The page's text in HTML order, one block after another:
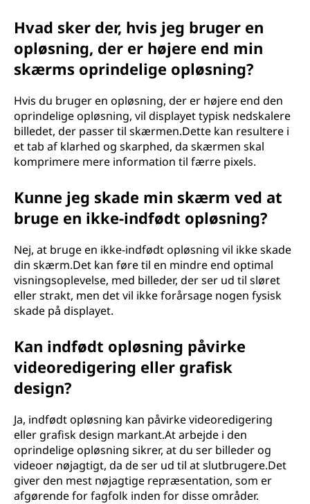
Hvad sker der, hvis jeg bruger en
opløsning, der er højere end min
skærms oprindelige opløsning?
Hvis du bruger en opløsning, der er højere end den
oprindelige opløsning, vil displayet typisk nedskalere
billedet, der passer til skærmen.Dette kan resultere i
et tab af klarhed og skarphed, da skærmen skal
komprimere mere information til færre pixels.
Kunne jeg skade min skærm ved at
bruge en ikke-indfødt opløsning?
Nej, at bruge en ikke-indfødt opløsning vil ikke skade
din skærm.Det kan føre til en mindre end optimal
visningsoplevelse, med billeder, der ser ud til sløret
eller strakt, men det vil ikke forårsage nogen fysisk
skade på displayet.
Kan indfødt opløsning påvirke
videoredigering eller grafisk
design?
Ja, indfødt opløsning kan påvirke videoredigering
eller grafisk design markant.At arbejde i den
oprindelige opløsning sikrer, at du ser billeder og
videoer nøjagtigt, da de ser ud til at slutbrugere.Det
giver den mest nøjagtige repræsentation, som er
afgørende for fagfolk inden for disse områder.